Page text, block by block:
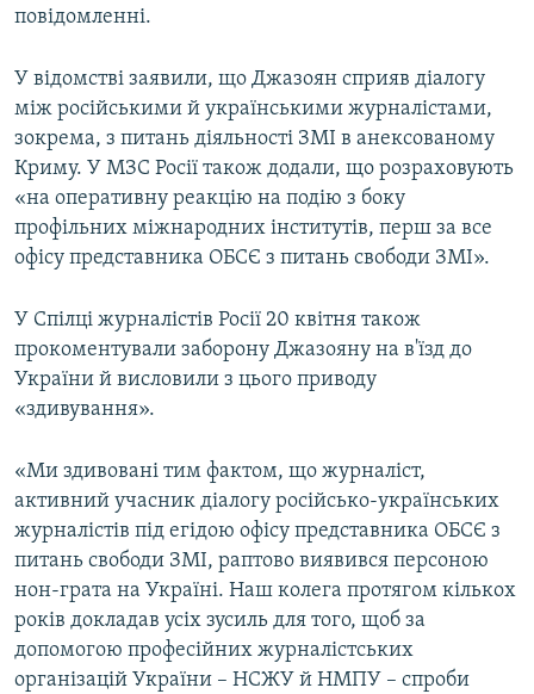
повідомленні.
У відомстві заявили, що Джазоян сприяв діалогу
між російськими й українськими журналістами,
зокрема, з питань діяльності ЗМІ в анексованому
Криму. У МЗС Росії також додали, що розраховують
«на оперативну реакцію на подію з боку
профільних міжнародних інститутів, перш за все
офісу представника ОБСЄ з питань свободи ЗМІ».
У Спілці журналістів Росії 20 квітня також
прокоментували заборону Джазояну на в'їзд до
України й висловили з цього приводу
«здивування».
«Ми здивовані тим фактом, що журналіст,
активний учасник діалогу російсько-українських
журналістів під егідою офісу представника ОБСЄ з
питань свободи ЗМІ, раптово виявився персоною
нон-грата на Україні. Наш колега протягом кількох
років докладав усіх зусиль для того, щоб за
допомогою професійних журналістських
організацій України – НСЖУ й НМПУ – спроби